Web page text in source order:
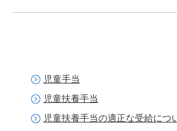
児童手当
児童扶養手当
児童扶養手当の適正な受給につ